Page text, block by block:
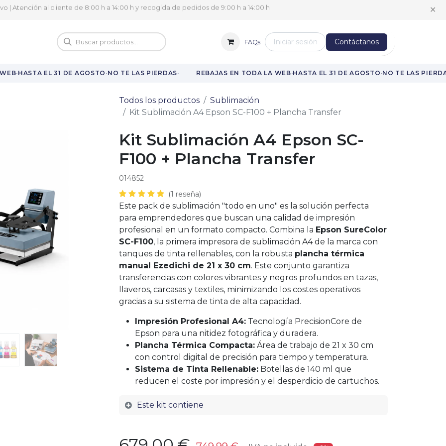
| Atención al cliente de 8:00 h a 14:00 h y recogida de pedidos de 9:00 h a 14:00 h ✕
Vuelta al cole FAQs Iniciar sesión Contáctanos
·HASTA EL 31 DE AGOSTO·NO TE LAS PIERDAS· REBAJAS EN TODA LA WEB·HASTA EL 31 DE AGOSTO ·NO TE LAS PIERDAS
Todos los productos
Sublimación
Kit Sublimación A4 Epson SC-F100 + Plancha Transfer
Kit Sublimación A4 Epson SC-
F100 + Plancha Transfer
014852
(1 reseña)
Este pack de sublimación "todo en uno" es la solución perfecta
para emprendedores que buscan una calidad de impresión
profesional en un formato compacto. Combina la Epson SureColor
SC-F100, la primera impresora de sublimación A4 de la marca con
tanques de tinta rellenables, con la robusta plancha térmica
manual Ezedichi de 21 x 30 cm. Este conjunto garantiza
transferencias con colores vibrantes y negros profundos en tazas,
llaveros, carcasas y textiles, minimizando los costes operativos
gracias a su sistema de tinta de alta capacidad.
Impresión Profesional A4: Tecnología PrecisionCore de
Epson para una nitidez fotográfica y duradera.
Plancha Térmica Compacta: Área de trabajo de 21 x 30 cm
con control digital de precisión para tiempo y temperatura.
Sistema de Tinta Rellenable: Botellas de 140 ml que
reducen el coste por impresión y el desperdicio de cartuchos.
Este kit contiene